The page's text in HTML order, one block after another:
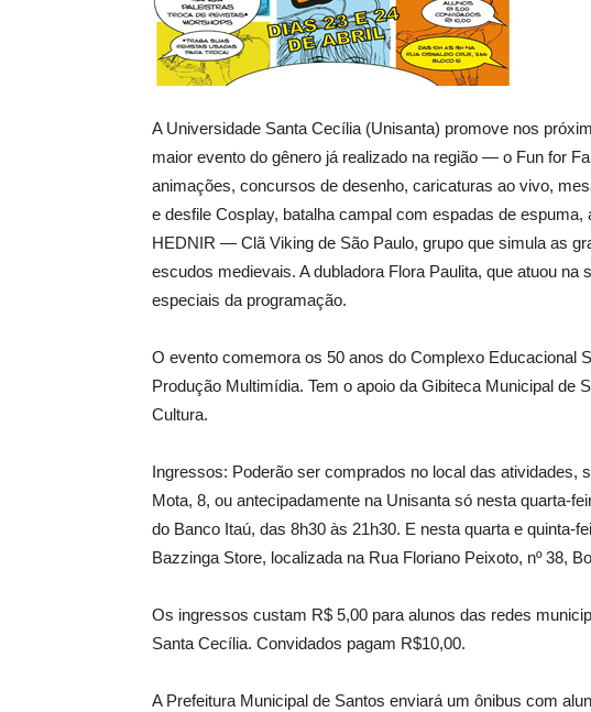
A Universidade Santa Cecília (Unisanta) promove nos
maior evento do gênero já realizado na região — o Fun for
animações, concursos de desenho, caricaturas ao vivo,
e desfile Cosplay, batalha campal com espadas de
HEDNIR — Clã Viking de São Paulo, grupo que simula as
escudos medievais. A dubladora Flora Paulita, que atuou na
especiais da programação.
O evento comemora os 50 anos do Complexo Educacional
Produção Multimídia. Tem o apoio da Gibiteca Municipal de
Cultura.
Ingressos: Poderão ser comprados no local das atividades,
Mota, 8, ou antecipadamente na Unisanta só nesta quarta-
do Banco Itaú, das 8h30 às 21h30. E nesta quarta e quinta-
Bazzinga Store, localizada na Rua Floriano Peixoto, nº 38,
Os ingressos custam R$ 5,00 para alunos das redes
Santa Cecília. Convidados pagam R$10,00.
A Prefeitura Municipal de Santos enviará um ônibus com